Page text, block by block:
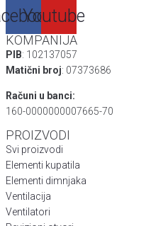
Youtube
KOMPANIJA
PIB: 102137057
Matični broj: 07373686
Računi u banci:
160-0000000007665-70
PROIZVODI
Svi proizvodi
Elementi kupatila
Elementi dimnjaka
Ventilacija
Ventilatori